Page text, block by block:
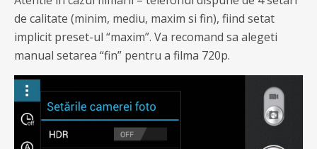
de calitate (minim, mediu, maxim si fin), fiind setat
implicit preset-ul “maxim”. Va recomand sa alegeti
manual setarea “fin” pentru a filma 720p.